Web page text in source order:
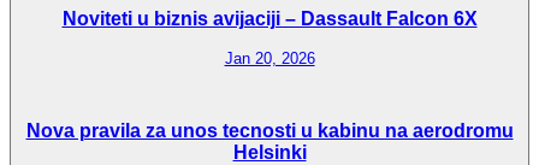
Noviteti u biznis avijaciji – Dassault Falcon 6X
Jan 20, 2026
Nova pravila za unos tecnosti u kabinu na aerodromu
Helsinki